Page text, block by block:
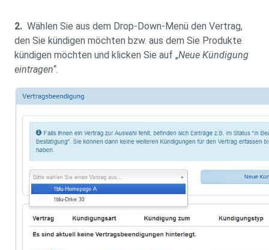
2. Wählen Sie aus dem Drop-Down-Menü den Vertrag,
den Sie kündigen möchten bzw. aus dem Sie Produkte
kündigen möchten und klicken Sie auf „Neue Kündigung
eintragen“.